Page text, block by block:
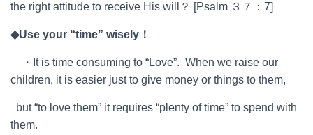
the right attitude to receive His will？ [Psalm ３７：7]
◆Use your “time” wisely ！
・It is time consuming to “Love”. When we raise our
children, it is easier just to give money or things to them,
but “to love them” it requires “plenty of time” to spend with
them.